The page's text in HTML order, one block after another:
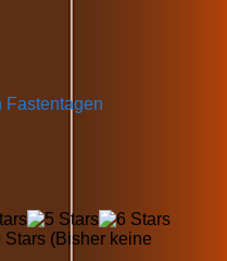
Fastentagen
(Bisher keine